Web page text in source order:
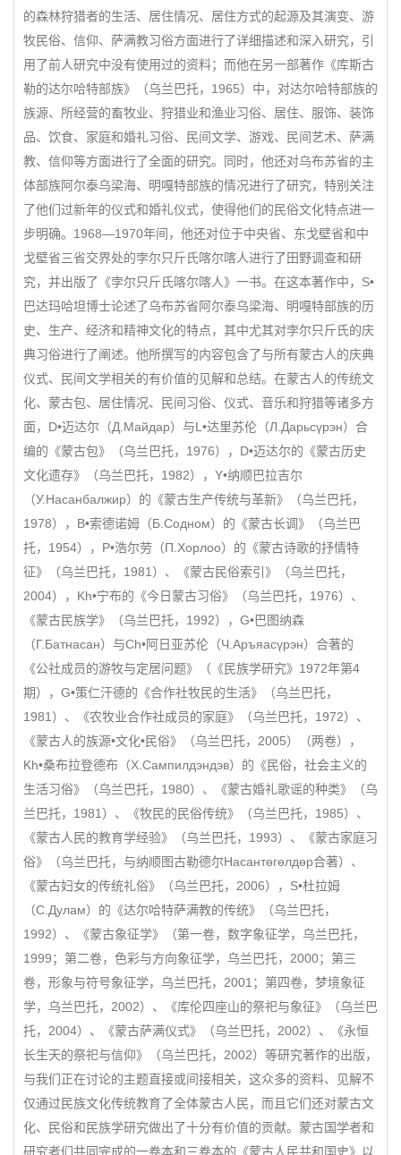
的森林狩猎者的生活、居住情况、居住方式的起源及其演变、游
牧民俗、信仰、萨满教习俗方面进行了详细描述和深入研究，引
用了前人研究中没有使用过的资料；而他在另一部著作《库斯古
勒的达尔哈特部族》（乌兰巴托，1965）中，对达尔哈特部族的
族源、所经营的畜牧业、狩猎业和渔业习俗、居住、服饰、装饰
品、饮食、家庭和婚礼习俗、民间文学、游戏、民间艺术、萨满
教、信仰等方面进行了全面的研究。同时，他还对乌布苏省的主
体部族阿尔泰乌梁海、明嘎特部族的情况进行了研究，特别关注
了他们过新年的仪式和婚礼仪式，使得他们的民俗文化特点进一
步明确。1968—1970年间，他还对位于中央省、东戈壁省和中
戈壁省三省交界处的孛尔只斤氏喀尔喀人进行了田野调查和研
究，并出版了《孛尔只斤氏喀尔喀人》一书。在这本著作中，S•
巴达玛哈坦博士论述了乌布苏省阿尔泰乌梁海、明嘎特部族的历
史、生产、经济和精神文化的特点，其中尤其对孛尔只斤氏的庆
典习俗进行了阐述。他所撰写的内容包含了与所有蒙古人的庆典
仪式、民间文学相关的有价值的见解和总结。在蒙古人的传统文
化、蒙古包、居住情况、民间习俗、仪式、音乐和狩猎等诸多方
面，D•迈达尔（Д.Майдар）与L•达里苏伦（Л.Дарьсүрэн）合
编的《蒙古包》（乌兰巴托，1976），D•迈达尔的《蒙古历史
文化遗存》（乌兰巴托，1982），Y•纳顺巴拉吉尔
（У.Насанбалжир）的《蒙古生产传统与革新》（乌兰巴托，
1978），B•索德诺姆（Б.Содном）的《蒙古长调》（乌兰巴
托，1954），P•浩尔劳（П.Хорлоо）的《蒙古诗歌的抒情特
征》（乌兰巴托，1981）、《蒙古民俗索引》（乌兰巴托，
2004），Kh•宁布的《今日蒙古习俗》（乌兰巴托，1976）、
《蒙古民族学》（乌兰巴托，1992），G•巴图纳森
（Г.Батнасан）与Ch•阿日亚苏伦（Ч.Аръяасүрэн）合著的
《公社成员的游牧与定居问题》（《民族学研究》1972年第4
期），G•策仁汗德的《合作社牧民的生活》（乌兰巴托，
1981）、《农牧业合作社成员的家庭》（乌兰巴托，1972）、
《蒙古人的族源•文化•民俗》（乌兰巴托，2005）（两卷），
Kh•桑布拉登德布（Х.Сампилдэндэв）的《民俗，社会主义的
生活习俗》（乌兰巴托，1980）、《蒙古婚礼歌谣的种类》（乌
兰巴托，1981）、《牧民的民俗传统》（乌兰巴托，1985）、
《蒙古人民的教育学经验》（乌兰巴托，1993）、《蒙古家庭习
俗》（乌兰巴托，与纳顺图古勒德尔Насантөгөлдөр合著）、
《蒙古妇女的传统礼俗》（乌兰巴托，2006），S•杜拉姆
（С.Дулам）的《达尔哈特萨满教的传统》（乌兰巴托，
1992）、《蒙古象征学》（第一卷，数字象征学，乌兰巴托，
1999；第二卷，色彩与方向象征学，乌兰巴托，2000；第三
卷，形象与符号象征学，乌兰巴托，2001；第四卷，梦境象征
学，乌兰巴托，2002）、《库伦四座山的祭祀与象征》（乌兰巴
托，2004）、《蒙古萨满仪式》（乌兰巴托，2002）、《永恒
长生天的祭祀与信仰》（乌兰巴托，2002）等研究著作的出版，
与我们正在讨论的主题直接或间接相关，这众多的资料、见解不
仅通过民族文化传统教育了全体蒙古人民，而且它们还对蒙古文
化、民俗和民族学研究做出了十分有价值的贡献。蒙古国学者和
研究者们共同完成的一卷本和三卷本的《蒙古人民共和国史》以